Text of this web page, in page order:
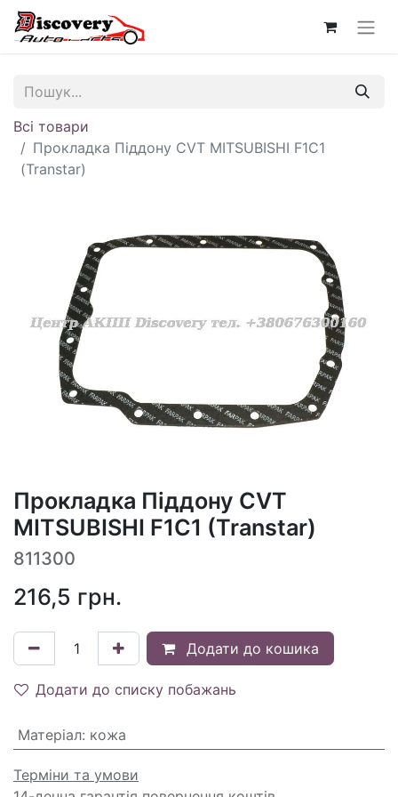
Всі товари
Прокладка Піддону CVT MITSUBISHI F1C1
(Transtar)
Прокладка Піддону CVT
MITSUBISHI F1C1 (Transtar)
811300
216,5 грн.
Додати до кошика
Додати до списку побажань
Матеріал: кожа
Терміни та умови